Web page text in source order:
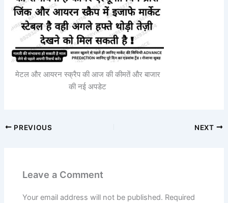
मेटल और आयरन स्क्रैप की आज की कीमतें और बाजार
की नई अपडेट
PREVIOUS NEXT
Leave a Comment
Your email address will not be published. Required